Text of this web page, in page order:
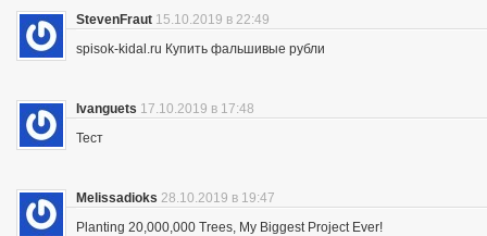
StevenFraut 15.10.2019 в 22:49
spisok-kidal.ru Купить фальшивые рубли
Ivanguets 17.10.2019 в 17:48
Тест
Melissadioks 28.10.2019 в 19:47
Planting 20,000,000 Trees, My Biggest Project Ever!